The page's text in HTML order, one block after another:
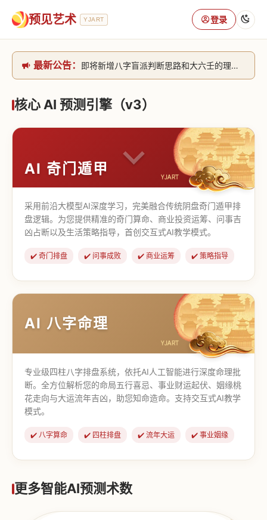
预见艺术 YJART 登录
最新公告：
即将新增八字盲派判断思路和大六壬的理气+取像判断思路。[内侧中，捐赠会员可用]2026/6/30
网站升级完成，升级全模块的算法，限时开放用户注册。2026/6/27
核心 AI 预测引擎（v3）
AI 奇门遁甲
采用前沿大模型AI深度学习，完美融合传统阴盘奇门遁甲排
盘逻辑。为您提供精准的奇门算命、商业投资运筹、问事吉
凶占断以及生活策略指导，首创交互式AI教学模式。
✔️ 奇门排盘 ✔️ 问事成败 ✔️ 商业运筹 ✔️ 策略指导
【道家奇门】 【传统奇门】
AI 八字命理
专业级四柱八字排盘系统，依托AI人工智能进行深度命理批
断。全方位解析您的命局五行喜忌、事业财运起伏、姻缘桃
花走向与大运流年吉凶，助您知命造命。支持交互式AI教学
模式。
✔️ 八字算命 ✔️ 四柱排盘 ✔️ 流年大运 ✔️ 事业姻缘
更多智能AI预测术数